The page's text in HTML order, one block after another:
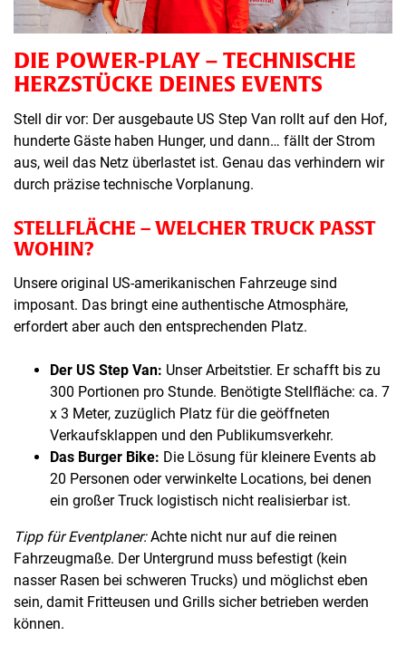
DIE POWER-PLAY – TECHNISCHE
HERZSTÜCKE DEINES EVENTS
Stell dir vor: Der ausgebaute US Step Van rollt auf den Hof,
hunderte Gäste haben Hunger, und dann… fällt der Strom
aus, weil das Netz überlastet ist. Genau das verhindern wir
durch präzise technische Vorplanung.
STELLFLÄCHE – WELCHER TRUCK PASST
WOHIN?
Unsere original US-amerikanischen Fahrzeuge sind
imposant. Das bringt eine authentische Atmosphäre,
erfordert aber auch den entsprechenden Platz.
Der US Step Van: Unser Arbeitstier. Er schafft bis zu
300 Portionen pro Stunde. Benötigte Stellfläche: ca. 7
x 3 Meter, zuzüglich Platz für die geöffneten
Verkaufsklappen und den Publikumsverkehr.
Das Burger Bike: Die Lösung für kleinere Events ab
20 Personen oder verwinkelte Locations, bei denen
ein großer Truck logistisch nicht realisierbar ist.
Tipp für Eventplaner:Achte nicht nur auf die reinen
Fahrzeugmaße. Der Untergrund muss befestigt (kein
nasser Rasen bei schweren Trucks) und möglichst eben
sein, damit Fritteusen und Grills sicher betrieben werden
können.